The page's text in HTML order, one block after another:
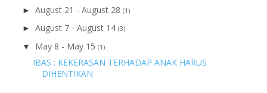
► August 21 - August 28 (1)
► August 7 - August 14 (3)
▼ May 8 - May 15 (1)
IBAS : KEKERASAN TERHADAP ANAK HARUS
DIHENTIKAN